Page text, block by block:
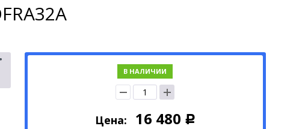
В НАЛИЧИИ
Цена: 16 480 Р